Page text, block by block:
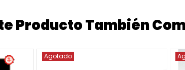
Producto También
Agotado